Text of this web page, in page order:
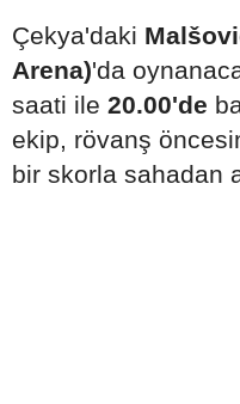
Çekya'daki
Arena)'da
saati ile 20.00'de
ekip, rövanş
bir skorla sahadan